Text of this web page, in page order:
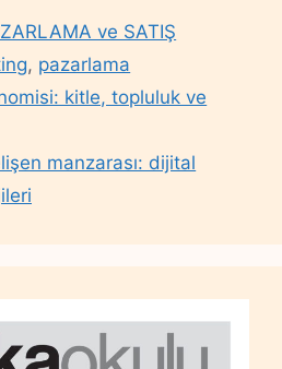
ve SATIŞ
, pazarlama
kitle, topluluk ve
manzarası: dijital